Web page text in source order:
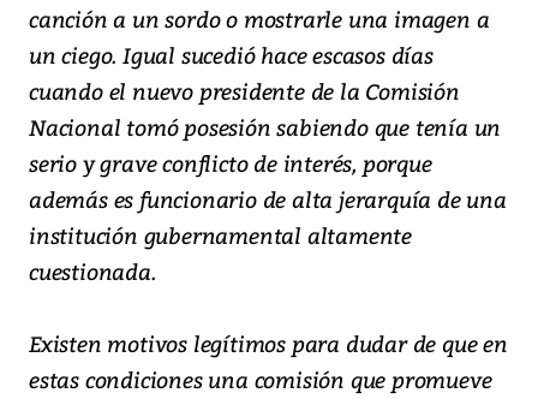
canción a un sordo o mostrarle una imagen a
un ciego. Igual sucedió hace escasos días
cuando el nuevo presidente de la Comisión
Nacional tomó posesión sabiendo que tenía un
serio y grave conflicto de interés, porque
además es funcionario de alta jerarquía de una
institución gubernamental altamente
cuestionada.
Existen motivos legítimos para dudar de que en
estas condiciones una comisión que promueve